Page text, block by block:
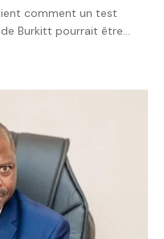
comment un test
Burkitt pourrait être